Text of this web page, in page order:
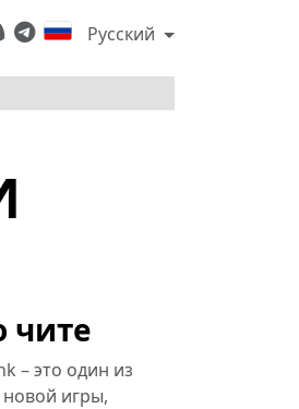
Русский
чите
– это один из
игры,